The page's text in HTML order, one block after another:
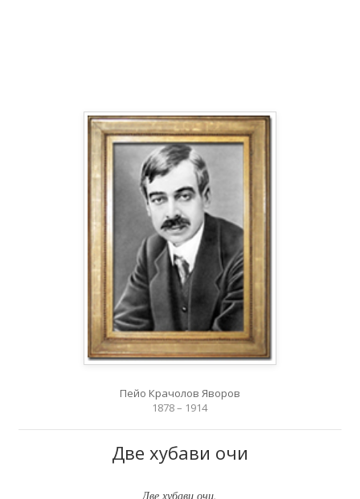
Пейо Крачолов Яворов
1878 – 1914
Две хубави очи
Две хубави очи.